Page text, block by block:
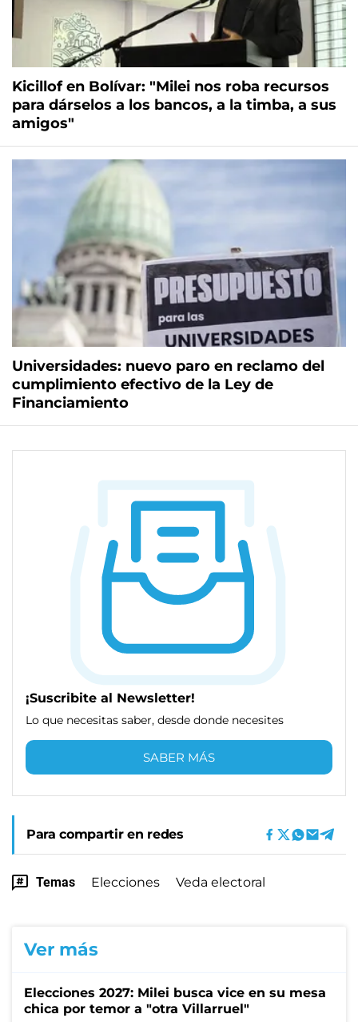
Kicillof en Bolívar: "Milei nos roba recursos
para dárselos a los bancos, a la timba, a sus
amigos"
Universidades: nuevo paro en reclamo del
cumplimiento efectivo de la Ley de
Financiamiento
¡Suscribite al Newsletter!
Lo que necesitas saber, desde donde necesites
SABER MÁS
Para compartir en redes
Temas Elecciones Veda electoral
Ver más
Elecciones 2027: Milei busca vice en su mesa
chica por temor a "otra Villarruel"